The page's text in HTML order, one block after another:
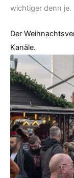
wichtiger denn je.
Der
Kanäle.